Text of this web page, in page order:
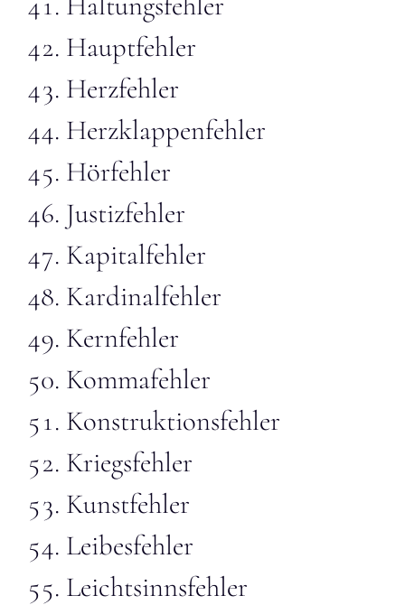
Hauptfehler
Herzfehler
Herzklappenfehler
Hörfehler
Justizfehler
Kapitalfehler
Kardinalfehler
Kernfehler
Kommafehler
Konstruktionsfehler
Kriegsfehler
Kunstfehler
Leibesfehler
Leichtsinnsfehler